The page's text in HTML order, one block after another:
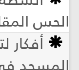
الحس
أفكار
المسجد